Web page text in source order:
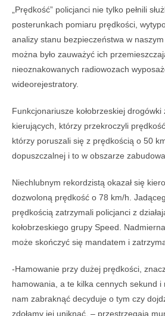
„Prędkość” policjanci nie tylko pełnili
posterunkach pomiaru prędkości,
analizy stanu bezpieczeństwa w
można było zauważyć ich
nieoznakowanych radiowozach
wideorejestratory.
Funkcjonariusze kołobrzeskiej
kierujących, którzy przekroczyli
którzy poruszali się z prędkością o 50
dopuszczalnej i to w obszarze
Niechlubnym rekordzistą okazał się
dozwoloną prędkość o 78 km/h.
prędkością zatrzymali policjanci z
kołobrzeskiego grupy Speed.
może skończyć się mandatem i
-Hamowanie przy dużej prędkości,
hamowania, a te kilka cennych sekund i
nam zabraknąć decyduje o tym czy
zdołamy jej uniknąć. – przestrzegają